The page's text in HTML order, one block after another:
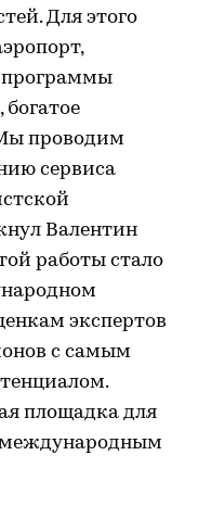
Для этого
программы
проводим
сервиса
Валентин
работы стало
экспертов
с самым
площадка для
международным